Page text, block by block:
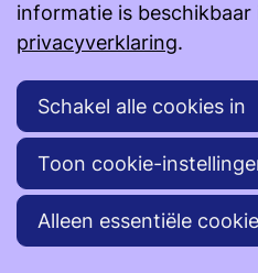
informatie is beschikbaar
privacyverklaring.
Schakel alle cookies in
Toon cookie-
Alleen essentiële